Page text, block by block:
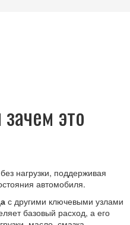
это
нагрузки, поддерживая
автомобиля.
с другими ключевыми узлами
базовый расход, а его